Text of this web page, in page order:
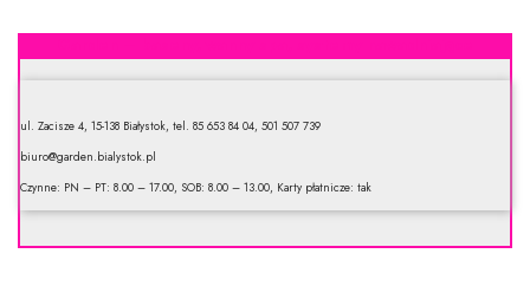
ul. Zacisze 4, 15-138 Białystok, tel. 85 653 84 04, 501 507 739
biuro@garden.bialystok.pl
Czynne: PN – PT: 8.00 – 17.00, SOB: 8.00 – 13.00, Karty płatnicze: tak